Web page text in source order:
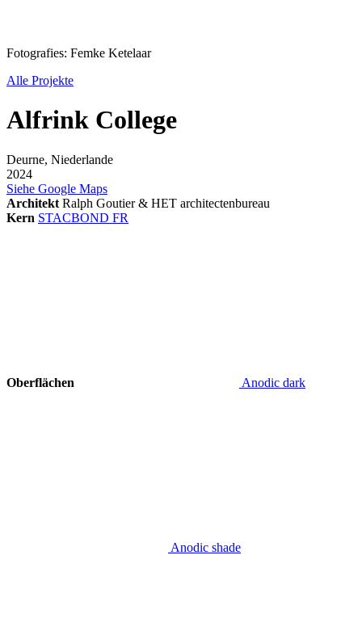
Fotografies: Femke Ketelaar
Alle Projekte
Alfrink College
Deurne, Niederlande
2024
Siehe Google Maps
Architekt Ralph Goutier & HET architectenbureau
Kern STACBOND FR
Oberflächen Anodic dark
Anodic shade